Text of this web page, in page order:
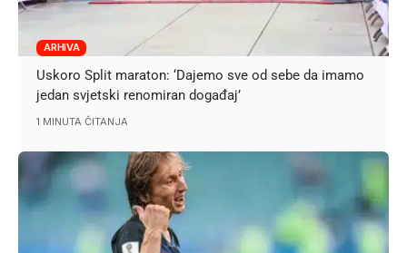
ARHIVA
Uskoro Split maraton: ‘Dajemo sve od sebe da imamo
jedan svjetski renomiran događaj’
1 MINUTA ČITANJA